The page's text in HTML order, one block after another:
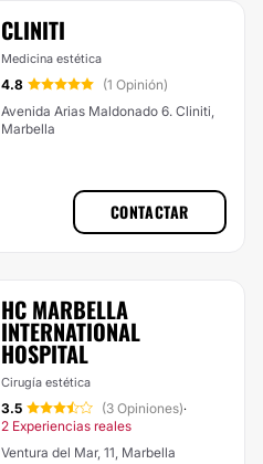
CLINITI
Medicina estética
4.8
(1 Opinión)
Avenida Arias Maldonado 6. Cliniti,
Marbella
CONTACTAR
HC MARBELLA
INTERNATIONAL
HOSPITAL
Cirugía estética
3.5 (3 Opiniones)·
2 Experiencias reales
Ventura del Mar, 11, Marbella